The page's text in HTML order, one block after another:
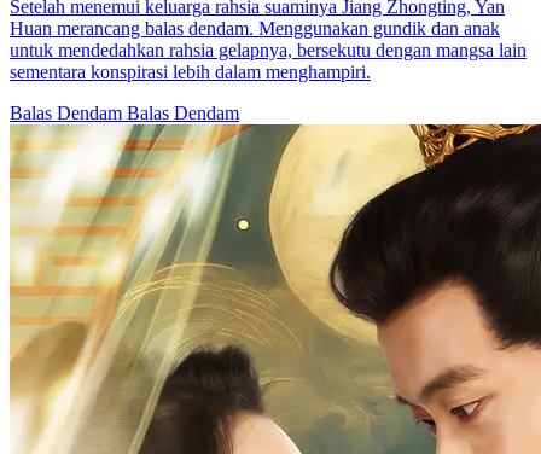
Setelah menemui keluarga rahsia suaminya Jiang Zhongting, Yan
Huan merancang balas dendam. Menggunakan gundik dan anak
untuk mendedahkan rahsia gelapnya, bersekutu dengan mangsa lain
sementara konspirasi lebih dalam menghampiri.
Balas Dendam Balas Dendam